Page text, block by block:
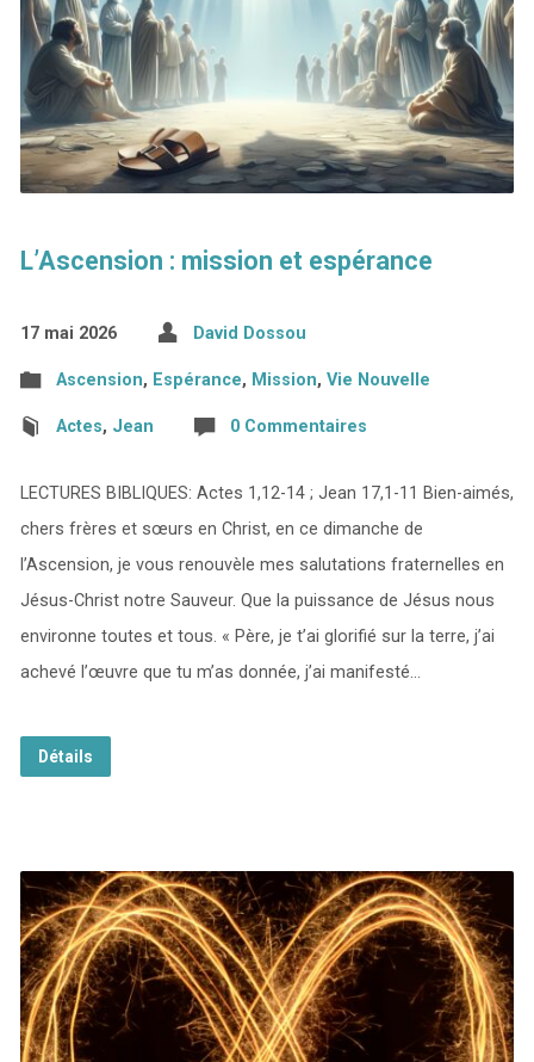
L’Ascension : mission et espérance
17 mai 2026 David Dossou
Ascension, Espérance, Mission, Vie Nouvelle
Actes, Jean 0 Commentaires
LECTURES BIBLIQUES: Actes 1,12-14 ; Jean 17,1-11 Bien-aimés,
chers frères et sœurs en Christ, en ce dimanche de
l’Ascension, je vous renouvèle mes salutations fraternelles en
Jésus-Christ notre Sauveur. Que la puissance de Jésus nous
environne toutes et tous. « Père, je t’ai glorifié sur la terre, j’ai
achevé l’œuvre que tu m’as donnée, j’ai manifesté…
Détails